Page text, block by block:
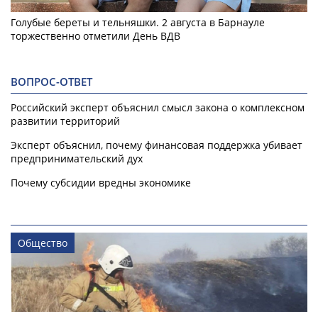
Голубые береты и тельняшки. 2 августа в Барнауле
торжественно отметили День ВДВ
ВОПРОС-ОТВЕТ
Российский эксперт объяснил смысл закона о комплексном
развитии территорий
Эксперт объяснил, почему финансовая поддержка убивает
предпринимательский дух
Почему субсидии вредны экономике
Общество